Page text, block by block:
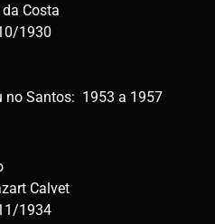
Costa
1930
no Santos: 1953 a 1957
Calvet
1934